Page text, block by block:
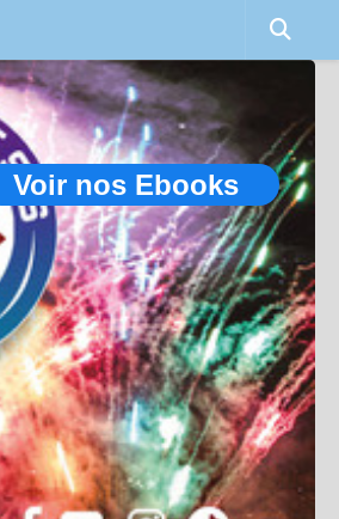
Voir nos Ebooks